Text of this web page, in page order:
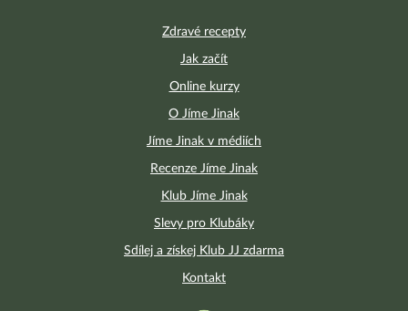
Zdravé recepty
Jak začít
Online kurzy
O Jíme Jinak
Jíme Jinak v médiích
Recenze Jíme Jinak
Klub Jíme Jinak
Slevy pro Klubáky
Sdílej a získej Klub JJ zdarma
Kontakt